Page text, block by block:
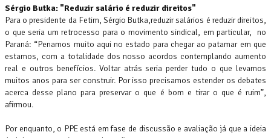
Sérgio Butka: "Reduzir salário é reduzir direitos"
Para o presidente da Fetim, Sérgio Butka,reduzir salários é reduzir direitos,
o que seria um retrocesso para o movimento sindical, em particular, no
Paraná: “Penamos muito aqui no estado para chegar ao patamar em que
estamos, com a totalidade dos nosso acordos contemplando aumento
real e outros benefícios. Voltar atrás seria perder tudo o que levamos
muitos anos para ser construir. Por isso precisamos estender os debates
acerca desse plano para preservar o que é bom e tirar o que é ruim”,
afirmou.
Por enquanto, o PPE está em fase de discussão e avaliação já que a ideia